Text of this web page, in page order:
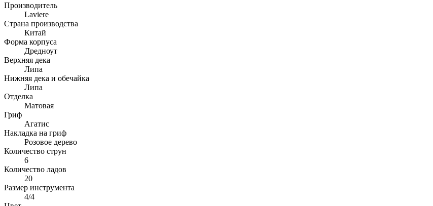
Производитель
Laviere
Страна производства
Китай
Форма корпуса
Дредноут
Верхняя дека
Липа
Нижняя дека и обечайка
Липа
Отделка
Матовая
Гриф
Агатис
Накладка на гриф
Розовое дерево
Количество струн
6
Количество ладов
20
Размер инструмента
4/4